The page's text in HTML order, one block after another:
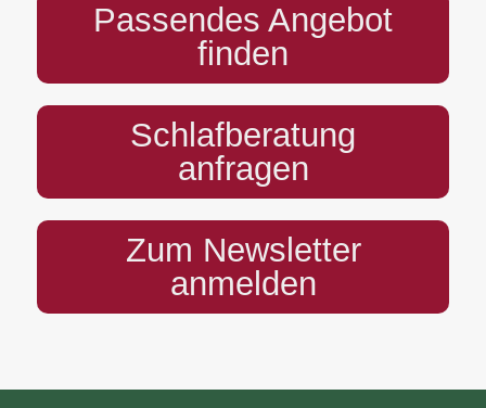
Passendes Angebot
finden
Schlafberatung
anfragen
Zum Newsletter
anmelden